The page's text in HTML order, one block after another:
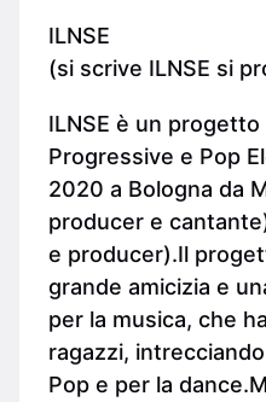
ILNSE
(si scrive ILNSE si
ILNSE è un progetto
Progressive e Pop
2020 a Bologna da
producer e
e producer).Il
grande amicizia e
per la musica, che
ragazzi,
Pop e per la